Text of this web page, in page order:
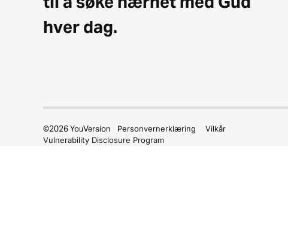
hver dag.
©2026YouVersion Personvernerklæring
Vilkår
Vulnerability Disclosure Program